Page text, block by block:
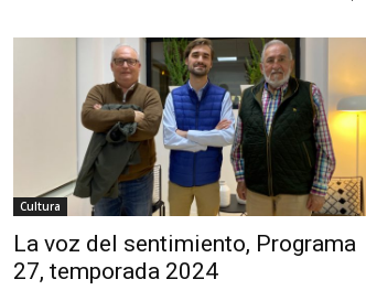
Cultura
La voz del sentimiento, Programa
27, temporada 2024